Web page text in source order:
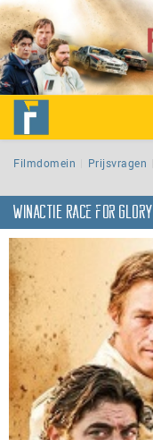
Filmdomein Prijsvragen
WINACTIE Race for Glory